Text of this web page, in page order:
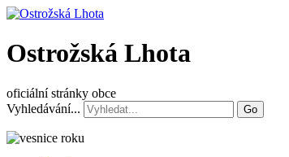
Ostrožská Lhota
oficiální stránky obce
Vyhledávání...
Go